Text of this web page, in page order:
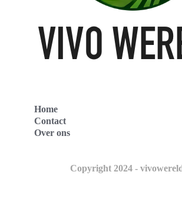
Home
Contact
Over ons
Copyright 2024 -